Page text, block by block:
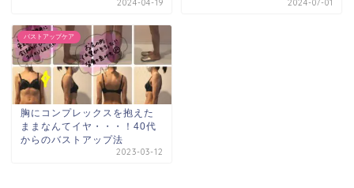
2024-04-19 2024-07-01
バストアップケア
胸にコンプレックスを抱えた
ままなんてイヤ・・・！40代
からのバストアップ法
2023-03-12